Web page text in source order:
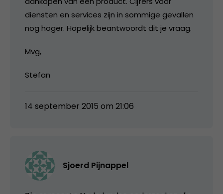
diensten en services zijn in sommige gevallen
nog hoger. Hopelijk beantwoordt dit je vraag.
Mvg,
Stefan
14 september 2015 om 21:06
Sjoerd Pijnappel